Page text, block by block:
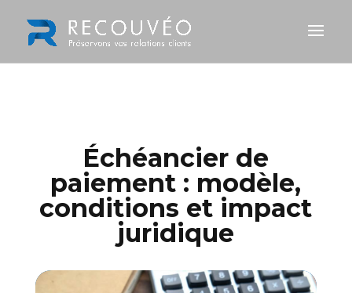
Échéancier de
paiement : modèle,
conditions et impact
juridique